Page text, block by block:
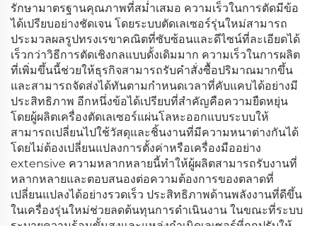
รักษามาตรฐานคุณภาพที่สม่ำเสมอ ความเร็วในการตัดมีข้อ
ได้เปรียบอย่างชัดเจน โดยระบบตัดเลเซอร์รุ่นใหม่สามารถ
ประมวลผลรูปทรงเรขาคณิตที่ซับซ้อนและดีไซน์ที่ละเอียดได้
เร็วกว่าวิธีการตัดเชิงกลแบบดั้งเดิมมาก ความเร็วในการผลิต
ที่เพิ่มขึ้นนี้ช่วยให้ธุรกิจสามารถรับคำสั่งซื้อปริมาณมากขึ้น
และสามารถจัดส่งได้ทันตามกำหนดเวลาที่คับแคบได้อย่างมี
ประสิทธิภาพ อีกหนึ่งข้อได้เปรียบที่สำคัญคือความยืดหยุ่น
โดยผู้ผลิตเครื่องตัดเลเซอร์แผ่นโลหะออกแบบระบบให้
สามารถเปลี่ยนไปใช้วัสดุและชิ้นงานที่มีความหนาต่างกันได้
โดยไม่ต้องเปลี่ยนแปลงการตั้งค่าหรือเครื่องมืออย่าง
extensive ความหลากหลายนี้ทำให้ผู้ผลิตสามารถรับงานที่
หลากหลายและตอบสนองต่อความต้องการของตลาดที่
เปลี่ยนแปลงได้อย่างรวดเร็ว ประสิทธิภาพด้านพลังงานที่ดีขึ้น
ในเครื่องรุ่นใหม่ช่วยลดต้นทุนการดำเนินงาน ในขณะที่ระบบ